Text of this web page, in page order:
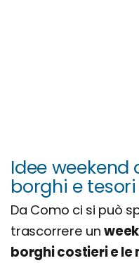
Idee
borghi e
Da Como ci si può
trascorrere un
borghi costieri e le